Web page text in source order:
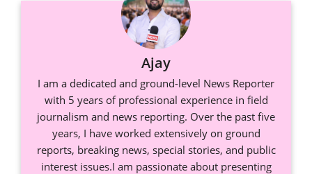
Ajay
I am a dedicated and ground-level News Reporter
with 5 years of professional experience in field
journalism and news reporting. Over the past five
years, I have worked extensively on ground
reports, breaking news, special stories, and public
interest issues.I am passionate about presenting